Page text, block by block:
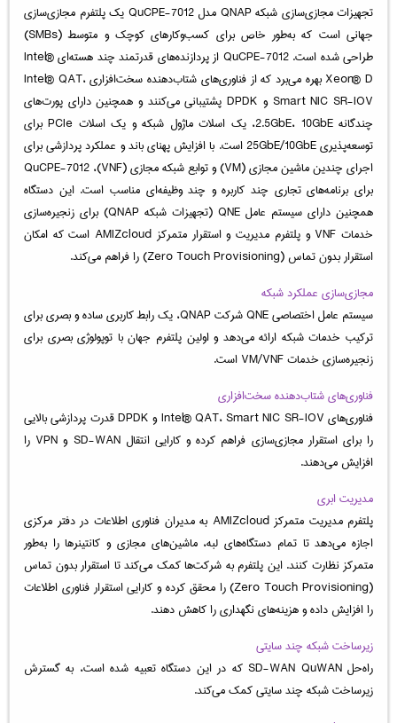
تجهیزات مجازی‌سازی شبکه QNAP مدل QuCPE-7012 یک پلتفرم مجازی‌سازی
جهانی است که به‌طور خاص برای کسب‌وکارهای کوچک و متوسط (SMBs)
طراحی شده است. QuCPE-7012 از پردازنده‌های قدرتمند چند هسته‌ای Intel®
Xeon® D بهره می‌برد که از فناوری‌های شتاب‌دهنده سخت‌افزاری Intel® QAT،
Smart NIC SR-IOV و DPDK پشتیبانی می‌کنند و همچنین دارای پورت‌های
چندگانه 2.5GbE، 10GbE، یک اسلات ماژول شبکه و یک اسلات PCIe برای
توسعه‌پذیری 25GbE/10GbE است. با افزایش پهنای باند و عملکرد پردازشی برای
اجرای چندین ماشین مجازی (VM) و توابع شبکه مجازی (VNF)، QuCPE-7012
برای برنامه‌های تجاری چند کاربره و چند وظیفه‌ای مناسب است. این دستگاه
همچنین دارای سیستم عامل QNE (تجهیزات شبکه QNAP) برای زنجیره‌سازی
خدمات VNF و پلتفرم مدیریت و استقرار متمرکز AMIZcloud است که امکان
استقرار بدون تماس (Zero Touch Provisioning) را فراهم می‌کند.
مجازی‌سازی عملکرد شبکه
سیستم عامل اختصاصی QNE شرکت QNAP، یک رابط کاربری ساده و بصری برای
ترکیب خدمات شبکه ارائه می‌دهد و اولین پلتفرم جهان با توپولوژی بصری برای
زنجیره‌سازی خدمات VM/VNF است.
فناوری‌های شتاب‌دهنده سخت‌افزاری
فناوری‌های Intel® QAT، Smart NIC SR-IOV و DPDK قدرت پردازشی بالایی
را برای استقرار مجازی‌سازی فراهم کرده و کارایی انتقال SD-WAN و VPN را
افزایش می‌دهند.
مدیریت ابری
پلتفرم مدیریت متمرکز AMIZcloud به مدیران فناوری اطلاعات در دفتر مرکزی
اجازه می‌دهد تا تمام دستگاه‌های لبه، ماشین‌های مجازی و کانتینرها را به‌طور
متمرکز نظارت کنند. این پلتفرم به شرکت‌ها کمک می‌کند تا استقرار بدون تماس
(Zero Touch Provisioning) را محقق کرده و کارایی استقرار فناوری اطلاعات
را افزایش داده و هزینه‌های نگهداری را کاهش دهند.
زیرساخت شبکه چند سایتی
راه‌حل SD-WAN QuWAN که در این دستگاه تعبیه شده است، به گسترش
زیرساخت شبکه چند سایتی کمک می‌کند.